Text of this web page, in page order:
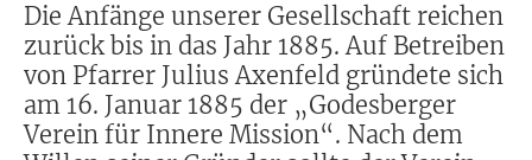
Die Anfänge unserer Gesellschaft reichen
zurück bis in das Jahr 1885. Auf Betreiben
von Pfarrer Julius Axenfeld gründete sich
am 16. Januar 1885 der „Godesberger
Verein für Innere Mission“. Nach dem